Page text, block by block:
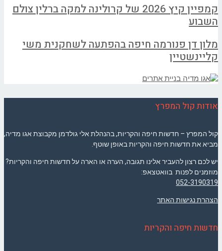
קמפיין קיץ 2026 של קרולינה למקה ברלין צולם
השבוע
מלון דן פנורמה חיפה בהפתעה לשחקנית משי
קליינשטיין
אודות קול המפרץ
קול המפרץ – חדשות חיפה והקריות, בהנהלת אלי גולדמן מקבוצת אגו מדיה,
מביא את חדשות חיפה והקריות באופן שוטף.
יש לכם רצון להעביר אלינו תגובה, הערה או הארה על חדשות חיפה והקריות?
מוזמנים לפנות בוואטצאפ:
052-3190319
הצהרת נגישות האתר
חדשות חיפה והקריות